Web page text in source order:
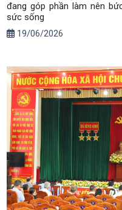
đang góp phần làm nên
sức sống
19/06/2026